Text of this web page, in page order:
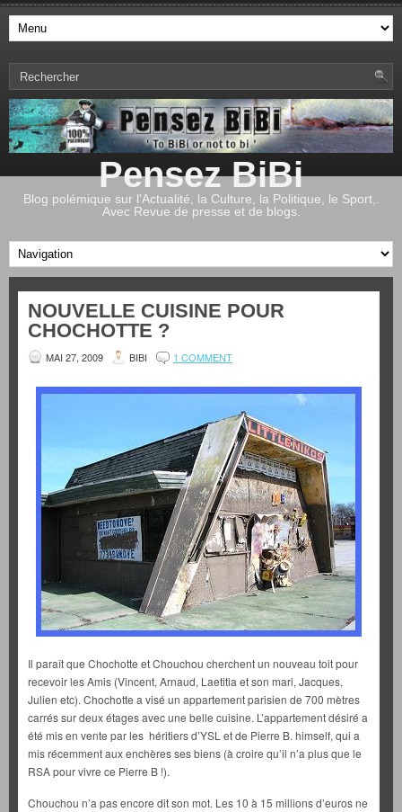
Pensez BiBi
Blog polémique sur l'Actualité, la Culture, la Politique, le Sport,.
Avec Revue de presse et de blogs.
NOUVELLE CUISINE POUR
CHOCHOTTE ?
MAI 27, 2009 BIBI 1 COMMENT
Il paraît que Chochotte et Chouchou cherchent un nouveau toit pour
recevoir les Amis (Vincent, Arnaud, Laetitia et son mari, Jacques,
Julien etc). Chochotte a visé un appartement parisien de 700 mètres
carrés sur deux étages avec une belle cuisine. L’appartement désiré a
été mis en vente par les héritiers d’YSL et de Pierre B. himself, qui a
mis récemment aux enchères ses biens (à croire qu’il n’a plus que le
RSA pour vivre ce Pierre B !).
Chouchou n’a pas encore dit son mot. Les 10 à 15 millions d’euros ne